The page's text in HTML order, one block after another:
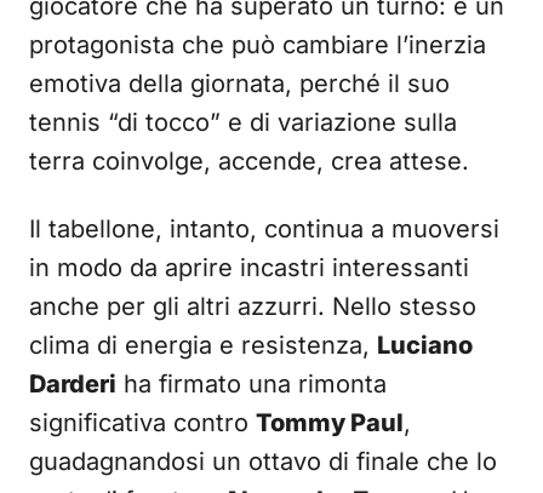
giocatore che ha superato un turno: è un
protagonista che può cambiare l’inerzia
emotiva della giornata, perché il suo
tennis “di tocco” e di variazione sulla
terra coinvolge, accende, crea attese.
Il tabellone, intanto, continua a muoversi
in modo da aprire incastri interessanti
anche per gli altri azzurri. Nello stesso
clima di energia e resistenza, Luciano
Darderi ha firmato una rimonta
significativa contro Tommy Paul,
guadagnandosi un ottavo di finale che lo